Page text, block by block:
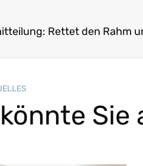
Rettet den Rahm